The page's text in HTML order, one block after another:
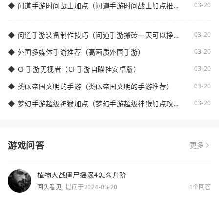
◆ 问道手游时间战士加点（问道手游时间战士加点推
03-20
◆ 问道手游装备制作技巧（问道手游搬砖一天可以挣多
03-20
◆ 外国多媒体手游推荐（高画质外国手游） 03-20
◆ CF手游无视者（CF手游自瞄挂安卓版） 03-20
◆ 类似帝国文明的手游（类似帝国文明的手游推荐） 03-20
◆ 梦幻手游超级神猴加点（梦幻手游超级神猴加点攻
03-20
游戏问答 更多
植物大战僵尸摇滚4怎么升阶
回头看见 提问于2024-03-20 1个回答